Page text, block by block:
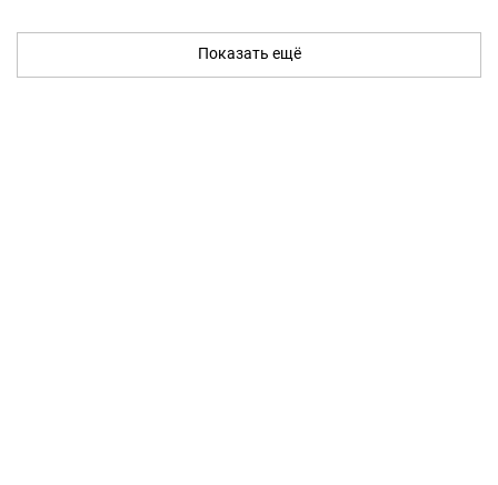
Показать ещё